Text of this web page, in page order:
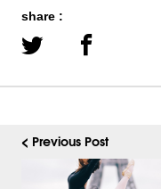
share :
< Previous Post